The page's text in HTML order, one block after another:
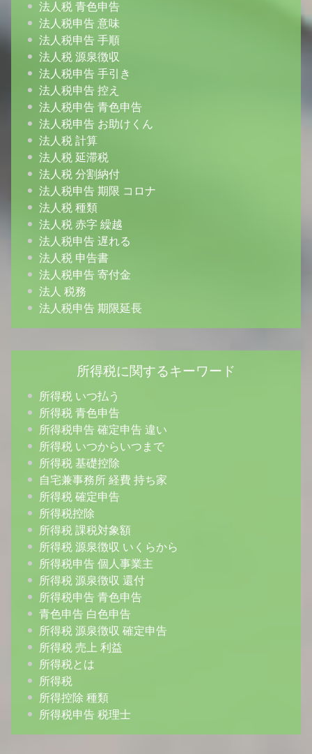
法人税 青色申告
法人税申告 意味
法人税申告 手順
法人税 源泉徴収
法人税申告 手引き
法人税申告 控え
法人税申告 青色申告
法人税申告 お助けくん
法人税 計算
法人税 延滞税
法人税 分割納付
法人税申告 期限 コロナ
法人税 種類
法人税 赤字 繰越
法人税申告 遅れる
法人税 申告書
法人税申告 寄付金
法人 税務
法人税申告 期限延長
所得税に関するキーワード
所得税 いつ払う
所得税 青色申告
所得税申告 確定申告 違い
所得税 いつからいつまで
所得税 基礎控除
自宅兼事務所 経費 持ち家
所得税 確定申告
所得税控除
所得税 課税対象額
所得税 源泉徴収 いくらから
所得税申告 個人事業主
所得税 源泉徴収 還付
所得税申告 青色申告
青色申告 白色申告
所得税 源泉徴収 確定申告
所得税 売上 利益
所得税とは
所得税
所得控除 種類
所得税申告 税理士